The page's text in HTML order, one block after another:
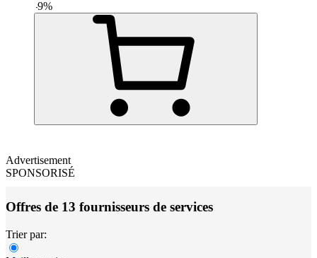
-9%
Advertisement
SPONSORISÉ
Offres de 13 fournisseurs de services
Trier par: